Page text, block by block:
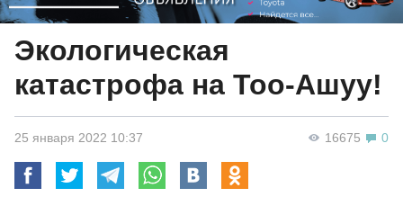
Экологическая
катастрофа на Тоо-Ашуу!
16675 0
25 января 2022 10:37